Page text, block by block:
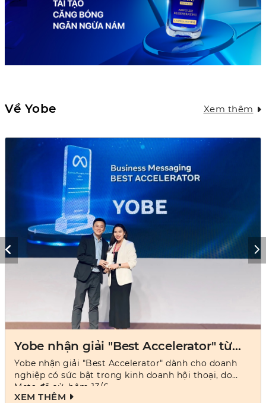
Về Yobe Xem thêm
Yobe nhận giải "Best Accelerator" từ
Meta
Yobe nhận giải "Best Accelerator" dành cho doanh
nghiệp có sức bật trong kinh doanh hội thoại, do
Meta đề cử, hôm 13/6.
XEM THÊM